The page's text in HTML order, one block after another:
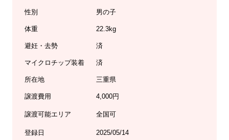
性別 男の子
体重 22.3kg
避妊・去勢 済
マイクロチップ装着 済
所在地 三重県
譲渡費用 4,000円
譲渡可能エリア 全国可
登録日 2025/05/14